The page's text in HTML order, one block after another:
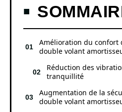
Amélioration du confort
double volant
Réduction des
tranquillité
Augmentation de la
double volant